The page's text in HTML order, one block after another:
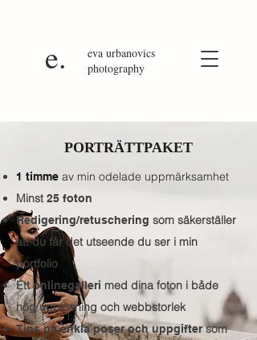
e. eva urbanovics
photography
PORTRÄTTPAKET
1 timme av min odelade uppmärksamhet
Minst 25 foton
Redigering/retuschering som säkerställer
att du får det utseende du ser i min
portfolio
Ett onlinegalleri med dina foton i både
hög upplösning och webbstorlek
Tips på enkla poser och uppgifter som